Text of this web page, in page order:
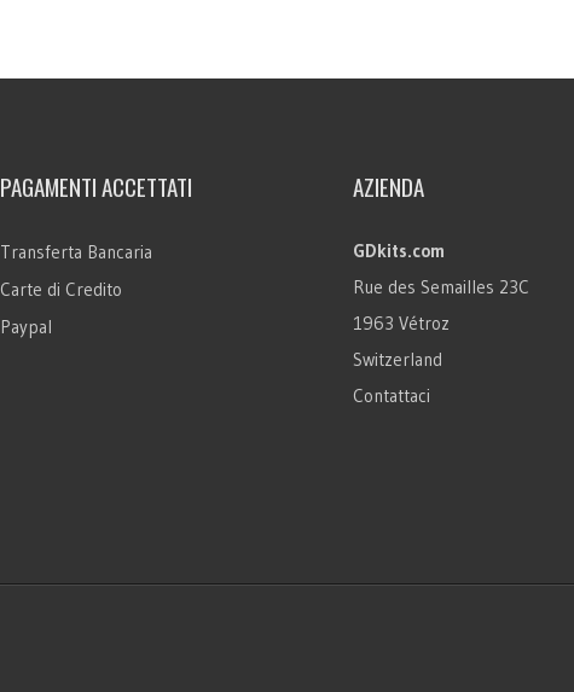
PAGAMENTI ACCETTATI
Transferta Bancaria
Carte di Credito
Paypal
AZIENDA
GDkits.com
Rue des Semailles 23C
1963 Vétroz
Switzerland
Contattaci